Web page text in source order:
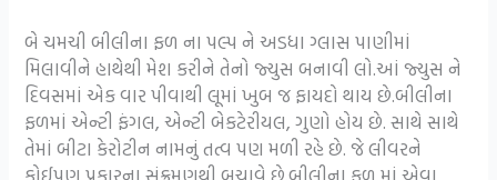
બે ચમચી બીલીના ફળ ના પલ્પ ને અડધા ગ્લાસ પાણીમાં
મિલાવીને હાથેથી મેશ કરીને તેનો જ્યુસ બનાવી લો.આં જ્યુસ ને
દિવસમાં એક વાર પીવાથી લૂમાં ખુબ જ ફાયદો થાય છે.બીલીના
ફળમાં એન્ટી ફંગલ, એન્ટી બેકટેરીયલ, ગુણો હોય છે. સાથે સાથે
તેમાં બીટા કેરોટીન નામનું તત્વ પણ મળી રહે છે. જે લીવરને